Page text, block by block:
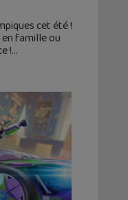
cet été !
famille ou
!